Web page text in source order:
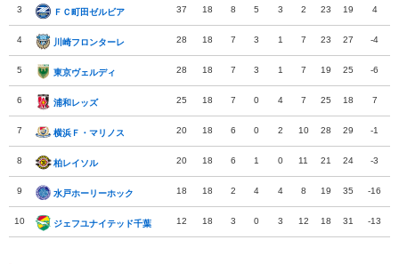
3 ＦＣ町田ゼルビア
ＦＣ町田ゼルビア 37 18 8 5 3 2 23 19 4
4 川崎フロンターレ
川崎フロンターレ 28 18 7 3 1 7 23 27 -4
5 東京ヴェルディ
東京ヴェルディ 28 18 7 3 1 7 19 25 -6
6 浦和レッズ
浦和レッズ 25 18 7 0 4 7 25 18 7
7 横浜Ｆ・マリノス
横浜Ｆ・マリノス 20 18 6 0 2 10 28 29 -1
8 柏レイソル
柏レイソル 20 18 6 1 0 11 21 24 -3
9 水戸ホーリーホック
水戸ホーリーホック 18 18 2 4 4 8 19 35 -16
10 ジェフユナイテッド千葉
ジェフユナイテッド千葉 12 18 3 0 3 12 18 31 -13